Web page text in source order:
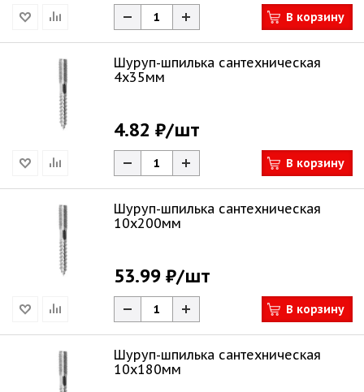
В корзину
Шуруп-шпилька сантехническая
4х35мм
4.82 ₽/шт
В корзину
Шуруп-шпилька сантехническая
10х200мм
53.99 ₽/шт
В корзину
Шуруп-шпилька сантехническая
10х180мм